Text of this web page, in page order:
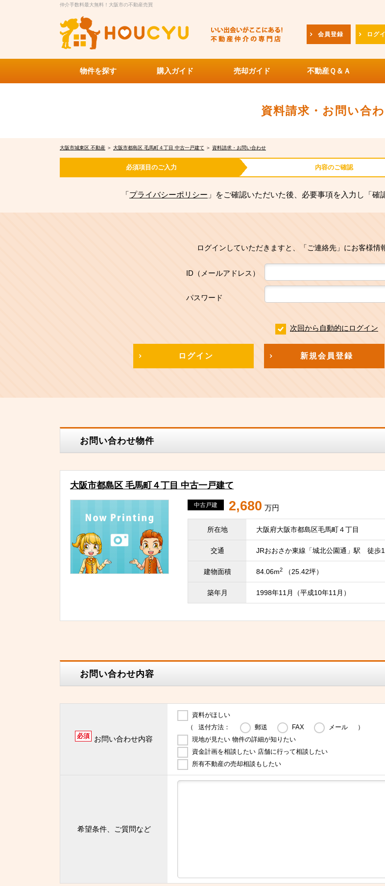
仲介手数料最大無料！大阪市の不動産売買
会員登録 ログ
物件を探す 購入ガイド 売却ガイド 不動産Ｑ＆Ａ
資料請求・お問い合
大阪市城東区 不動産 ＞ 大阪市都島区 毛馬町４丁目 中古一戸建て ＞ 資料請求・お問い合わせ
必須項目のご入力 内容のご確認
「 プライバシーポリシー 」をご確認いただいた後、必要事項を入力し「確
ログインしていただきますと、「ご連絡先」にお客様情
ID（メールアドレス）
パスワード
次回から自動的にログイン
ログイン 新規会員登録
お問い合わせ物件
大阪市都島区 毛馬町４丁目 中古一戸建て
中古戸建 2,680 万円
所在地 大阪府大阪市都島区毛馬町４丁目
交通 JRおおさか東線「城北公園通」駅 徒歩
建物面積 84.06m2 （25.42坪）
築年月 1998年11月（平成10年11月）
お問い合わせ内容
必須 お問い合わせ内容
資料がほしい
（
送付方法： 郵送 FAX メール
）
現地が見たい 物件の詳細が知りたい
資金計画を相談したい 店舗に行って相談したい
所有不動産の売却相談もしたい
希望条件、ご質問など